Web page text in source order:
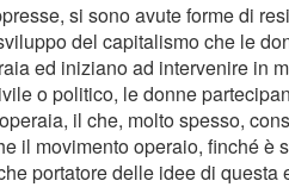
si sono avute forme di
del capitalismo che le
ed iniziano ad intervenire in
o politico, le donne
il che, molto spesso,
il movimento operaio, finché è
portatore delle idee di questa